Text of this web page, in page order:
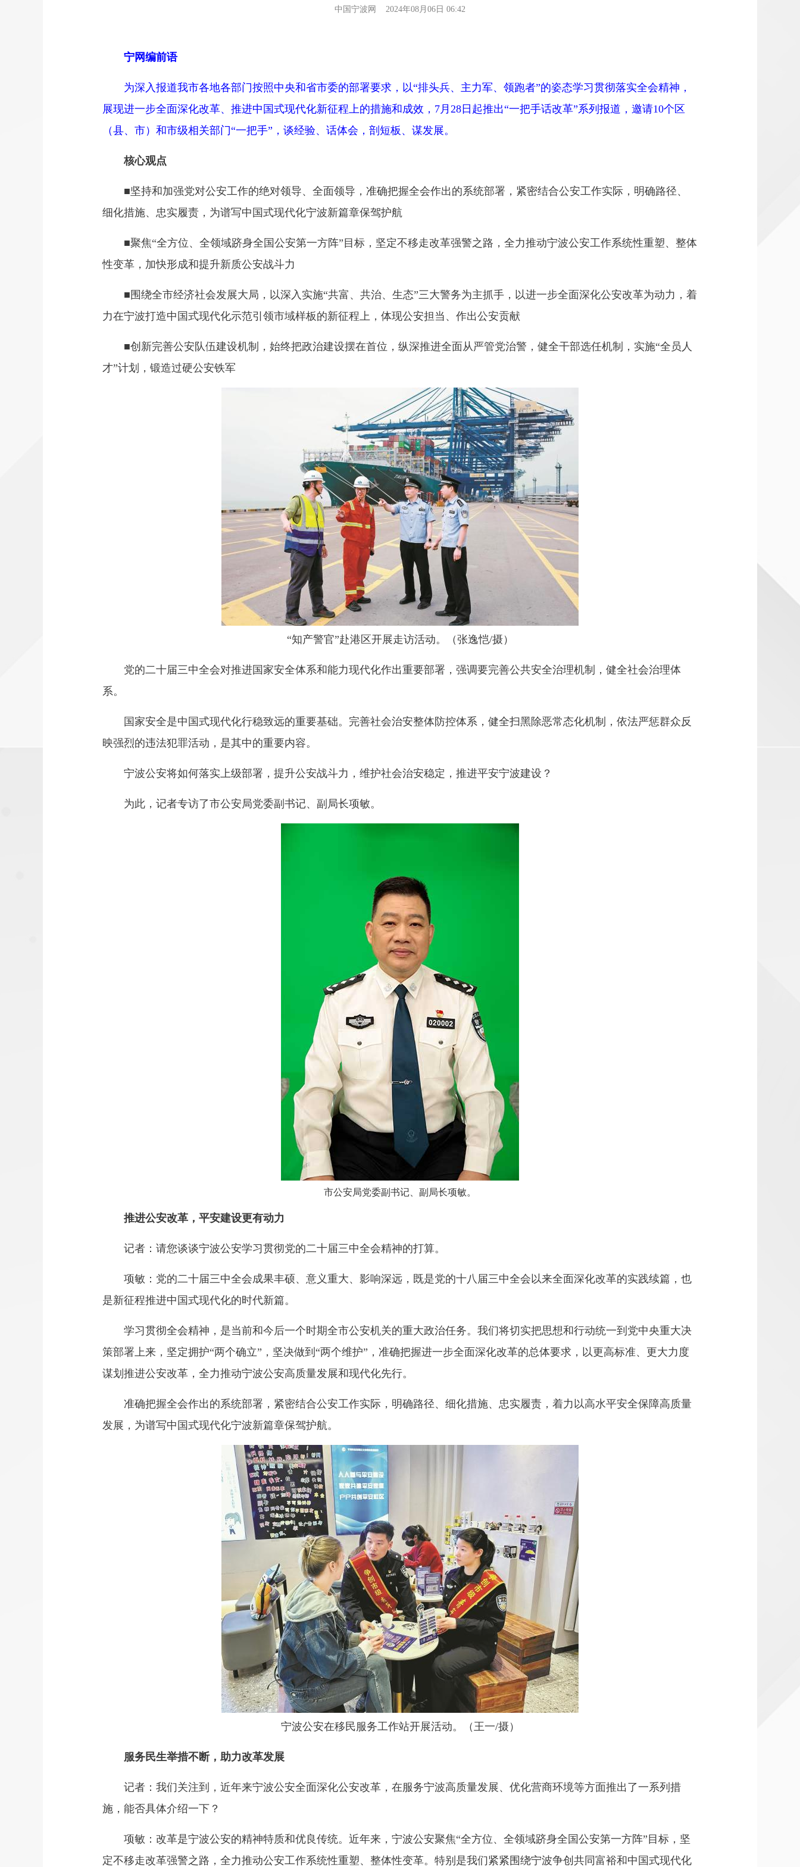
中国宁波网 2024年08月06日 06:42
宁网编前语
为深入报道我市各地各部门按照中央和省市委的部署要求，以“排头兵、主力军、领跑者”的姿态学习贯彻落实全会精神，
展现进一步全面深化改革、推进中国式现代化新征程上的措施和成效，7月28日起推出“一把手话改革”系列报道，邀请10个区
（县、市）和市级相关部门“一把手”，谈经验、话体会，剖短板、谋发展。
核心观点
■坚持和加强党对公安工作的绝对领导、全面领导，准确把握全会作出的系统部署，紧密结合公安工作实际，明确路径、
细化措施、忠实履责，为谱写中国式现代化宁波新篇章保驾护航
■聚焦“全方位、全领域跻身全国公安第一方阵”目标，坚定不移走改革强警之路，全力推动宁波公安工作系统性重塑、整体
性变革，加快形成和提升新质公安战斗力
■围绕全市经济社会发展大局，以深入实施“共富、共治、生态”三大警务为主抓手，以进一步全面深化公安改革为动力，着
力在宁波打造中国式现代化示范引领市域样板的新征程上，体现公安担当、作出公安贡献
■创新完善公安队伍建设机制，始终把政治建设摆在首位，纵深推进全面从严管党治警，健全干部选任机制，实施“全员人
才”计划，锻造过硬公安铁军
“知产警官”赴港区开展走访活动。（张逸恺/摄）
党的二十届三中全会对推进国家安全体系和能力现代化作出重要部署，强调要完善公共安全治理机制，健全社会治理体
系。
国家安全是中国式现代化行稳致远的重要基础。完善社会治安整体防控体系，健全扫黑除恶常态化机制，依法严惩群众反
映强烈的违法犯罪活动，是其中的重要内容。
宁波公安将如何落实上级部署，提升公安战斗力，维护社会治安稳定，推进平安宁波建设？
为此，记者专访了市公安局党委副书记、副局长项敏。
市公安局党委副书记、副局长项敏。
推进公安改革，平安建设更有动力
记者：请您谈谈宁波公安学习贯彻党的二十届三中全会精神的打算。
项敏：党的二十届三中全会成果丰硕、意义重大、影响深远，既是党的十八届三中全会以来全面深化改革的实践续篇，也
是新征程推进中国式现代化的时代新篇。
学习贯彻全会精神，是当前和今后一个时期全市公安机关的重大政治任务。我们将切实把思想和行动统一到党中央重大决
策部署上来，坚定拥护“两个确立”，坚决做到“两个维护”，准确把握进一步全面深化改革的总体要求，以更高标准、更大力度
谋划推进公安改革，全力推动宁波公安高质量发展和现代化先行。
准确把握全会作出的系统部署，紧密结合公安工作实际，明确路径、细化措施、忠实履责，着力以高水平安全保障高质量
发展，为谱写中国式现代化宁波新篇章保驾护航。
宁波公安在移民服务工作站开展活动。（王一/摄）
服务民生举措不断，助力改革发展
记者：我们关注到，近年来宁波公安全面深化公安改革，在服务宁波高质量发展、优化营商环境等方面推出了一系列措
施，能否具体介绍一下？
项敏：改革是宁波公安的精神特质和优良传统。近年来，宁波公安聚焦“全方位、全领域跻身全国公安第一方阵”目标，坚
定不移走改革强警之路，全力推动公安工作系统性重塑、整体性变革。特别是我们紧紧围绕宁波争创共同富裕和中国式现代化